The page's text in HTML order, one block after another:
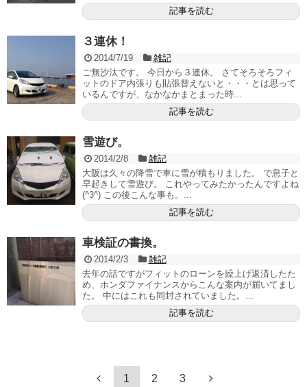
記事を読む
３連休！
2014/7/19
雑記
ご無沙汰です。 今日から３連休。 さてそろそろフィ
ットのドア内張りも貼張替えないと・・・とは思って
いるんですが、なかなかまとまった時...
記事を読む
雪遊び。
2014/2/8
雑記
大阪は久々の降雪で車に雪が積もりました。 で息子と
早起きして雪遊び。 これやってみたかったんですよね
(^3^) この後こんな事も。...
記事を読む
車検証の書換。
2014/2/3
雑記
去年の話ですがフィットのローンを繰上げ返済したた
め、ホンダファイナンスからこんな案内が届いてまし
た。 中にはこれも同封されていました。...
記事を読む
1 2 3